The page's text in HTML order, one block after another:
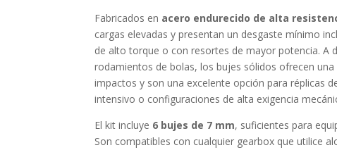
Fabricados en acero endurecido de alta
cargas elevadas y presentan un desgaste mínimo
de alto torque o con resortes de mayor potencia. A
rodamientos de bolas, los bujes sólidos ofrecen
impactos y son una excelente opción para réplicas
intensivo o configuraciones de alta exigencia
El kit incluye 6 bujes de 7 mm, suficientes para
Son compatibles con cualquier gearbox que utilice